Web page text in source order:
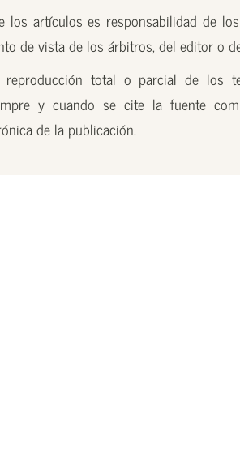
los artículos es responsabilidad de
de vista de los árbitros, del editor o
reproducción total o parcial de los
y cuando se cite la fuente
de la publicación.